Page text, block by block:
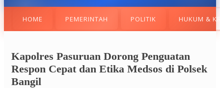
HOME PEMERINTAH POLITIK HUKUM &
Kapolres Pasuruan Dorong Penguatan
Respon Cepat dan Etika Medsos di Polsek
Bangil